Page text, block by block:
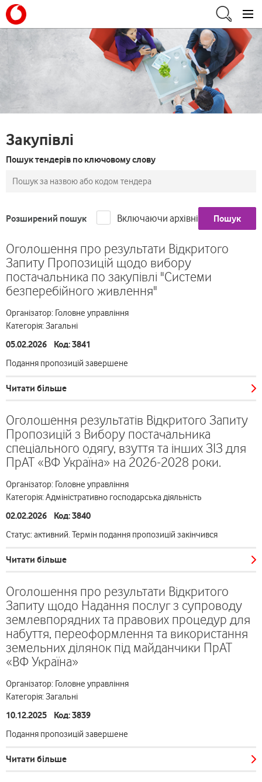
Закупівлі
Пошук тендерів по ключовому слову
Включаючи архівні Пошук
Розширений пошук
Оголошення про результати Відкритого
Запиту Пропозицій щодо вибору
постачальника по закупівлі "Системи
безперебійного живлення"
Організатор: Головне управління
Категорія: Загальні
05.02.2026 Код: 3841
Подання пропозицій завершене
Читати більше
Оголошення результатів Відкритого Запиту
Пропозицій з Вибору постачальника
спеціального одягу, взуття та інших ЗІЗ для
ПрАТ «ВФ Україна» на 2026-2028 роки.
Організатор: Головне управління
Категорія: Адміністративно господарська діяльність
02.02.2026 Код: 3840
Статус: активний. Термін подання пропозицій закінчився
Читати більше
Оголошення про результати Відкритого
Запиту щодо Надання послуг з супроводу
землевпорядних та правових процедур для
набуття, переоформлення та використання
земельних ділянок під майданчики ПрАТ
«ВФ Україна»
Організатор: Головне управління
Категорія: Загальні
10.12.2025 Код: 3839
Подання пропозицій завершене
Читати більше